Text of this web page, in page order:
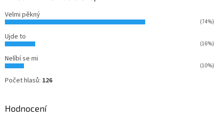
Velmi pěkný
(74%)
Ujde to
(16%)
Nelíbí se mi
(10%)
Počet hlasů: 126
Hodnocení